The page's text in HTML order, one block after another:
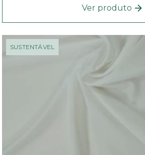
Ver produto
SUSTENTÁVEL